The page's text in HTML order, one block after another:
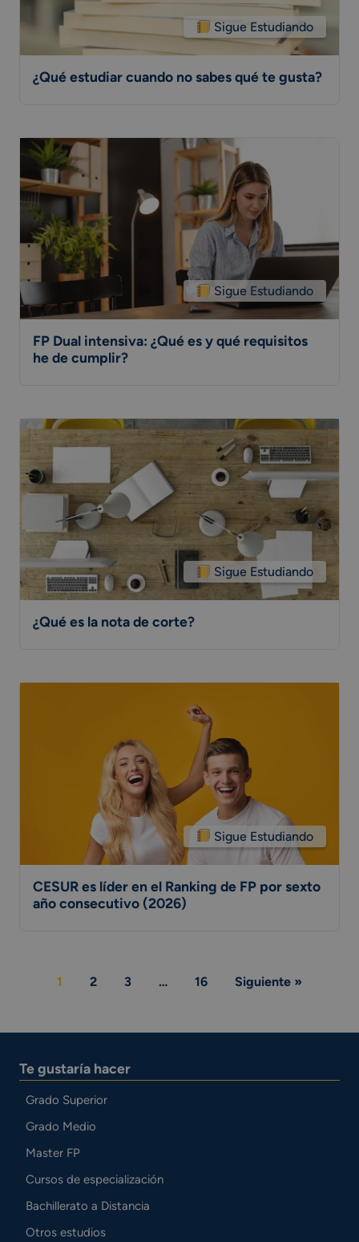
Sigue Estudiando
¿Qué estudiar cuando no sabes qué te gusta?
Sigue Estudiando
FP Dual intensiva: ¿Qué es y qué requisitos
he de cumplir?
Sigue Estudiando
¿Qué es la nota de corte?
Sigue Estudiando
CESUR es líder en el Ranking de FP por sexto
año consecutivo (2026)
navigation
1 2 3 … 16 Siguiente »
Te gustaría hacer
Grado Superior
Grado Medio
Master FP
Cursos de especialización
Bachillerato a Distancia
Otros estudios